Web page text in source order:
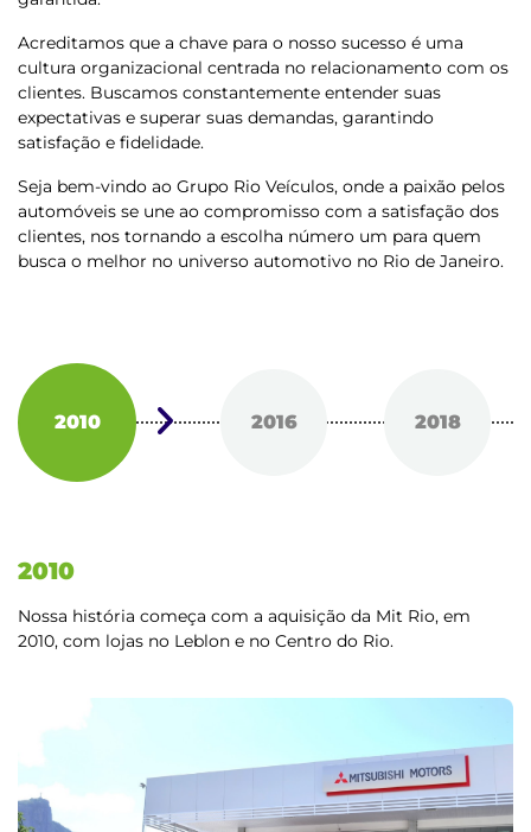
Acreditamos que a chave para o nosso sucesso é uma
cultura organizacional centrada no relacionamento com os
clientes. Buscamos constantemente entender suas
expectativas e superar suas demandas, garantindo
satisfação e fidelidade.
Seja bem-vindo ao Grupo Rio Veículos, onde a paixão pelos
automóveis se une ao compromisso com a satisfação dos
clientes, nos tornando a escolha número um para quem
busca o melhor no universo automotivo no Rio de Janeiro.
2010 2016 2018
2010
Nossa história começa com a aquisição da Mit Rio, em
2010, com lojas no Leblon e no Centro do Rio.